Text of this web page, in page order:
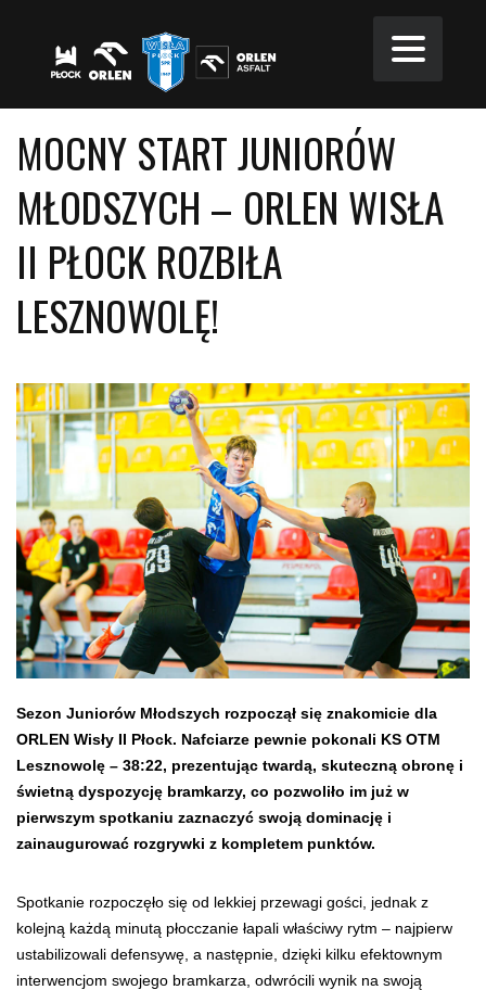
MOCNY START JUNIORÓW
MŁODSZYCH – ORLEN WISŁA
II PŁOCK ROZBIŁA
LESZNOWOLĘ!
Sezon Juniorów Młodszych rozpoczął się znakomicie dla
ORLEN Wisły II Płock. Nafciarze pewnie pokonali KS OTM
Lesznowolę – 38:22, prezentując twardą, skuteczną obronę i
świetną dyspozycję bramkarzy, co pozwoliło im już w
pierwszym spotkaniu zaznaczyć swoją dominację i
zainaugurować rozgrywki z kompletem punktów.
Spotkanie rozpoczęło się od lekkiej przewagi gości, jednak z
kolejną każdą minutą płocczanie łapali właściwy rytm – najpierw
ustabilizowali defensywę, a następnie, dzięki kilku efektownym
interwencjom swojego bramkarza, odwrócili wynik na swoją